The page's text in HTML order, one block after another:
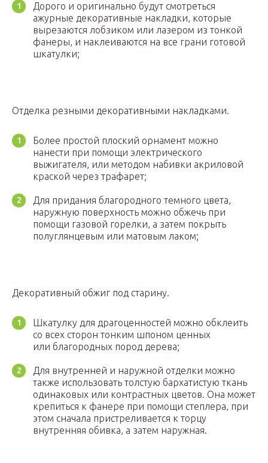
Дорого и оригинально будут смотреться
ажурные декоративные накладки, которые
вырезаются лобзиком или лазером из тонкой
фанеры, и наклеиваются на все грани готовой
шкатулки;
Отделка резными декоративными накладками.
Более простой плоский орнамент можно
нанести при помощи электрического
выжигателя, или методом набивки акриловой
краской через трафарет;
Для придания благородного темного цвета,
наружную поверхность можно обжечь при
помощи газовой горелки, а затем покрыть
полуглянцевым или матовым лаком;
Декоративный обжиг под старину.
Шкатулку для драгоценностей можно обклеить
со всех сторон тонким шпоном ценных
или благородных пород дерева;
Для внутренней и наружной отделки можно
также использовать толстую бархатистую ткань
одинаковых или контрастных цветов. Она может
крепиться к фанере при помощи степлера, при
этом сначала пристреливается к торцу
внутренняя обивка, а затем наружная.